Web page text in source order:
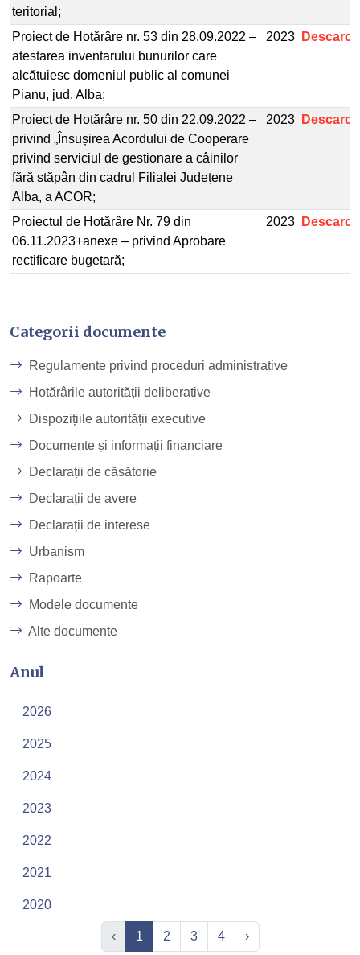
teritorial;
Proiect de Hotărâre nr. 53 din 28.09.2022 –
atestarea inventarului bunurilor care
alcătuiesc domeniul public al comunei
Pianu, jud. Alba;
2023 Descarcă
Proiect de Hotărâre nr. 50 din 22.09.2022 –
privind „Însușirea Acordului de Cooperare
privind serviciul de gestionare a câinilor
fără stăpân din cadrul Filialei Județene
Alba, a ACOR;
2023 Descarcă
Proiectul de Hotărâre Nr. 79 din
06.11.2023+anexe – privind Aprobare
rectificare bugetară;
2023 Descarcă
Categorii documente
Regulamente privind proceduri administrative
Hotărârile autorității deliberative
Dispozițiile autorității executive
Documente și informații financiare
Declarații de căsătorie
Declarații de avere
Declarații de interese
Urbanism
Rapoarte
Modele documente
Alte documente
Anul
2026
2025
2024
2023
2022
2021
2020
‹ 1 2 3 4 ›